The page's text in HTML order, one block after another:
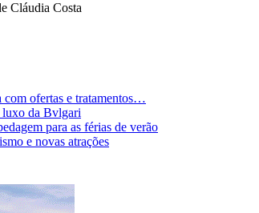
Cláudia Costa
ofertas e tratamentos…
luxo da Bvlgari
para as férias de verão
e novas atrações